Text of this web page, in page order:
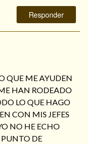
Responder
QUE ME AYUDEN
HAN RODEADO
LO QUE HAGO
CON MIS JEFES
NO HE ECHO
PUNTO DE